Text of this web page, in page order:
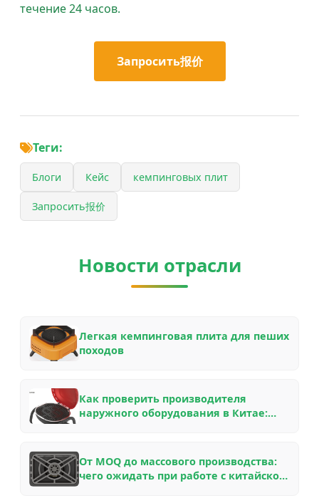
течение 24 часов.
Запросить报价
Теги:
Блоги Кейс кемпинговых плит
Запросить报价
Новости отрасли
Легкая кемпинговая плита для пеших
походов
Как проверить производителя
наружного оборудования в Китае:
От MOQ до массового производства:
чего ожидать при работе с китайской